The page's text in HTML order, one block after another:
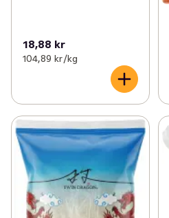
18,88 kr
104,89 kr /kg